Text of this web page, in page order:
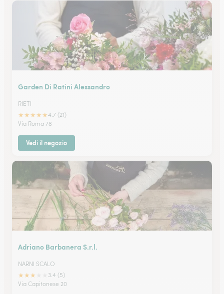
Garden Di Ratini Alessandro
RIETI
★★★★★4.7 (21)
Via Roma 78
Vedi il negozio
Adriano Barbanera S.r.l.
NARNI SCALO
★★★
3.4 (5)
Via Capitonese 20